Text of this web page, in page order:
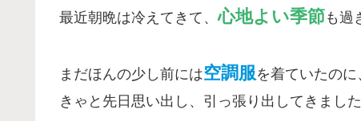
最近朝晩は冷えてきて、心地よい季節も過
まだほんの少し前には空調服を着ていたのに
きゃと先日思い出し、引っ張り出してきました